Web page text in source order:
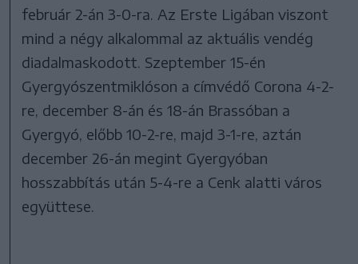
február 2-án 3-0-ra. Az Erste Ligában viszont
mind a négy alkalommal az aktuális vendég
diadalmaskodott. Szeptember 15-én
Gyergyószentmiklóson a címvédő Corona 4-2-
re, december 8-án és 18-án Brassóban a
Gyergyó, előbb 10-2-re, majd 3-1-re, aztán
december 26-án megint Gyergyóban
hosszabbítás után 5-4-re a Cenk alatti város
együttese.